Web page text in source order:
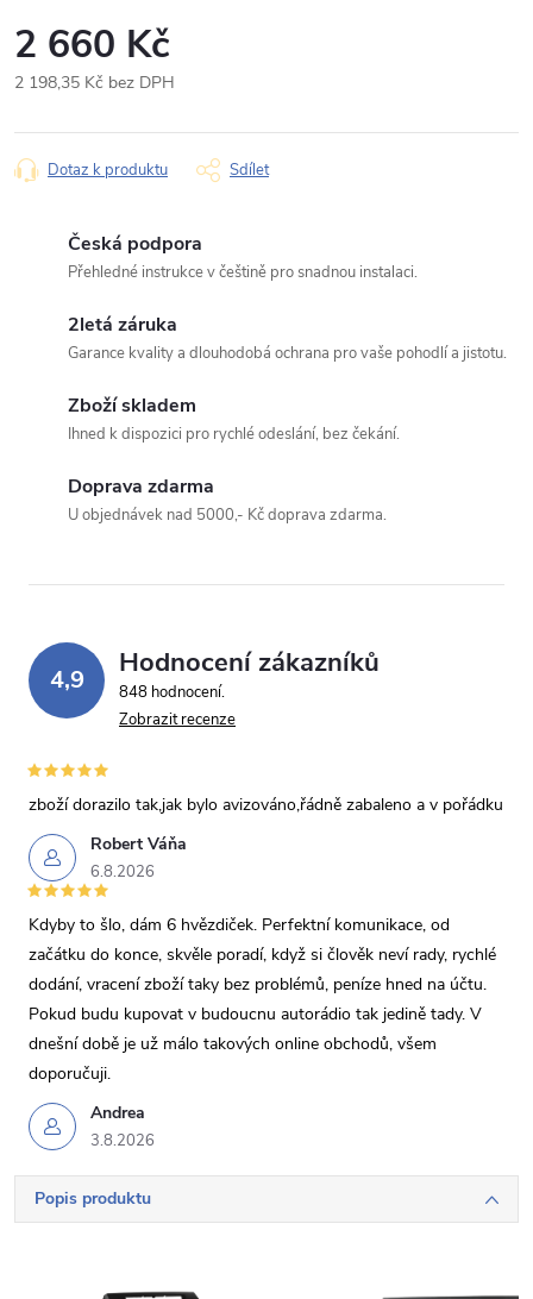
Produkt:
Adaptér pro ovládání na volantu Fiat Ducato (21-
>)
Typ dotazu
Váš dotaz
Odesláním souhlasíte se zpracováním osobních údajů
2 660 Kč
2 198,35 Kč bez DPH
cena:
Dotaz k produktu Sdílet
Česká podpora
Přehledné instrukce v češtině pro snadnou instalaci.
2letá záruka
Garance kvality a dlouhodobá ochrana pro vaše pohodlí a jistotu.
Zboží skladem
Ihned k dispozici pro rychlé odeslání, bez čekání.
Doprava zdarma
U objednávek nad 5000,- Kč doprava zdarma.
4,9 Hodnocení zákazníků
848 hodnocení
Zobrazit recenze
Robert Váňa
6.8.2026
zboží dorazilo tak,jak bylo avizováno,řádně zabaleno a v pořádku
Andrea
3.8.2026
Kdyby to šlo, dám 6 hvězdiček. Perfektní komunikace, od
začátku do konce, skvěle poradí, když si člověk neví rady, rychlé
dodání, vracení zboží taky bez problémů, peníze hned na účtu.
Pokud budu kupovat v budoucnu autorádio tak jedině tady. V
dnešní době je už málo takových online obchodů, všem
doporučuji.
Popis produktu